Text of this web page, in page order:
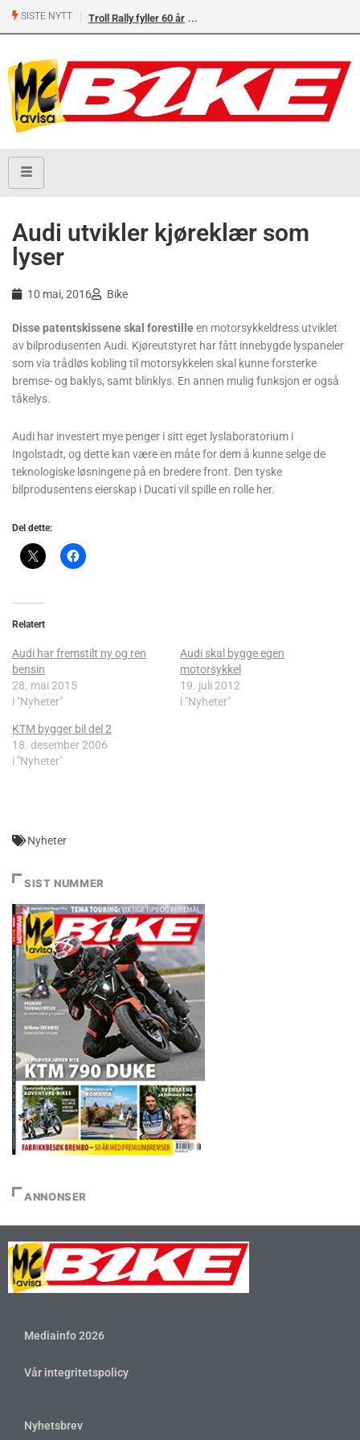
SISTE NYTT Troll Rally fyller 60 år
Audi utvikler kjøreklær som
lyser
10 mai, 2016 Bike
Disse patentskissene skal forestilleen motorsykkeldress utviklet
av bilprodusenten Audi. Kjøreutstyret har fått innebygde lyspaneler
som via trådløs kobling til motorsykkelen skal kunne forsterke
bremse- og baklys, samt blinklys. En annen mulig funksjon er også
tåkelys.
Audi har investert mye penger i sitt eget lyslaboratorium i
Ingolstadt, og dette kan være en måte for dem å kunne selge de
teknologiske løsningene på en bredere front. Den tyske
bilprodusentens eierskap i Ducati vil spille en rolle her.
Del dette:
Relatert
Audi har fremstilt ny og ren
bensin
28. mai 2015
i "Nyheter"
Audi skal bygge egen
motorsykkel
19. juli 2012
i "Nyheter"
KTM bygger bil del 2
18. desember 2006
i "Nyheter"
Nyheter
SIST NUMMER
ANNONSER
Mediainfo 2026
Vår integritetspolicy
Nyhetsbrev